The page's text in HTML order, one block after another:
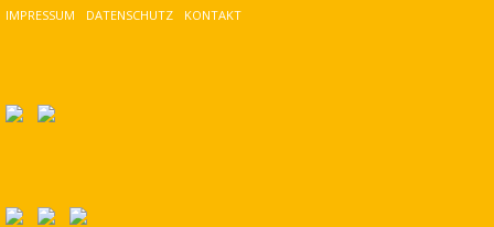
IMPRESSUM DATENSCHUTZ KONTAKT